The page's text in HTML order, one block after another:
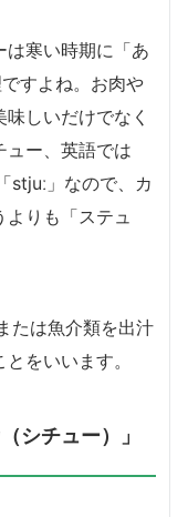
は寒い時期に「あ
すよね。お肉や
しいだけでなく
ュー、英語では
stjuː」なので、カ
りも「ステュ
たは魚介類を出汁
をいいます。
シチュー）」